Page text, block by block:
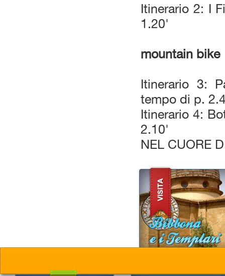
Itinerario 2: I
1.20'
mountain bike
Itinerario 3:
tempo di p.
Itinerario 4:
2.10'
NEL CUORE